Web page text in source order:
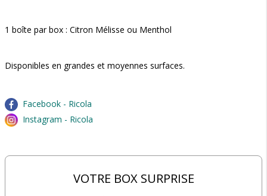
1 boîte par box : Citron Mélisse ou Menthol
Disponibles en grandes et moyennes surfaces.
Facebook - Ricola
Instagram - Ricola
VOTRE BOX SURPRISE